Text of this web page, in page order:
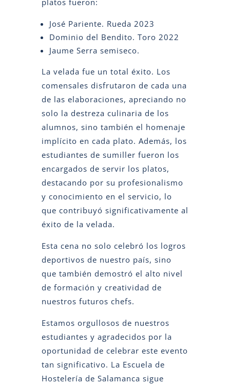
José Pariente. Rueda 2023
Dominio del Bendito. Toro 2022
Jaume Serra semiseco.
La velada fue un total éxito. Los
comensales disfrutaron de cada una
de las elaboraciones, apreciando no
solo la destreza culinaria de los
alumnos, sino también el homenaje
implícito en cada plato. Además, los
estudiantes de sumiller fueron los
encargados de servir los platos,
destacando por su profesionalismo
y conocimiento en el servicio, lo
que contribuyó significativamente al
éxito de la velada.
Esta cena no solo celebró los logros
deportivos de nuestro país, sino
que también demostró el alto nivel
de formación y creatividad de
nuestros futuros chefs.
Estamos orgullosos de nuestros
estudiantes y agradecidos por la
oportunidad de celebrar este evento
tan significativo. La Escuela de
Hostelería de Salamanca sigue